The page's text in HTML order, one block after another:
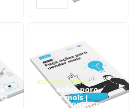
NEGÓCIOS, VENDAS
Faça ações para
vender mais |
Prompts ChatGPT